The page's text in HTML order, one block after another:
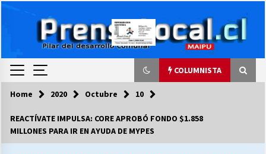
COLUMNISTA
COLUMNISTA
Home 2020 Octubre 10
REACTÍVATE IMPULSA: CORE APROBÓ FONDO $1.858
MILLONES PARA IR EN AYUDA DE MYPES